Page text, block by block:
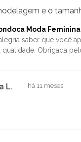
e o
Moda Feminina
saber que você
Obrigada
L. há 11 meses